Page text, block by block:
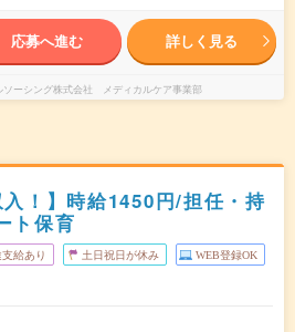
応募へ進む 詳しく見る
ソーシング株式会社 メディカルケア事業部
入！】時給1450円/担任・持
ト保育
給あり 土日祝日が休み WEB登録OK